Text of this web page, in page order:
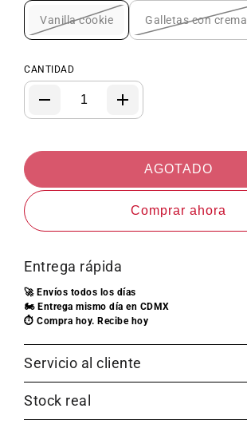
Vanilla cookie Galletas con crema
CANTIDAD
AGOTADO
Comprar ahora
Entrega rápida
🚀 Envíos todos los días
🏍️ Entrega mismo día en CDMX
⏱️ Compra hoy. Recibe hoy
Servicio al cliente
Stock real